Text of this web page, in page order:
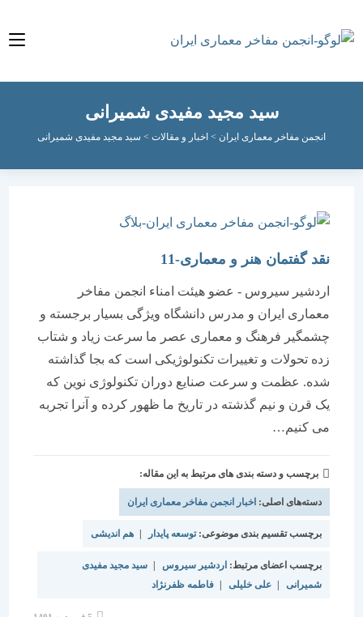
سید مجید مفیدی شمیرانی
انجمن مفاخر معماری ایران > اخبار و مقالات>سید مجید مفیدی شمیرانی
نقد گفتمان هنر و معماری-11
اردشیر سیروس - عضو هیئت امناء انجمن مفاخر
معماری ایران و مدرس دانشگاه ویژگی بسیار برجسته و
چشمگیر فرهنگ و معماری عصر ما سرعت زیاد و شتاب
زده تحولات و تغییرات تکنولوژیکی است که بجا گذاشته
شده. عظمت و سرعت صنایع دوران تکنولوژی نوین که
یک قرن و نیم گذشته در تاریخ ما ظهور کرده و آنرا تجربه
می کنیم…
برچسب و دسته بندی های مرتبط به این مقاله:
دسته‌های اصلی:اخبار انجمن مفاخر معماری ایران
برچسب تقسیم بندی موضوعی:توسعه پایدار | هم اندیشی
برچسب اعضای مرتبط: اردشیر سیروس | سید مجید مفیدی
شمیرانی | علی خلیلی | فاطمه ظفرنژاد